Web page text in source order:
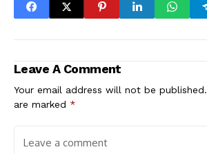
Leave A Comment
Your email address will not be published.
are marked *